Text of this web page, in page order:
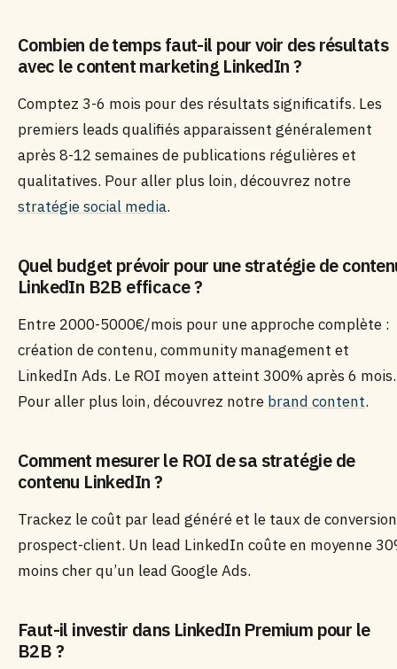
Combien de temps faut-il pour voir des résultats
avec le content marketing LinkedIn ?
Comptez 3-6 mois pour des résultats significatifs. Les
premiers leads qualifiés apparaissent généralement
après 8-12 semaines de publications régulières et
qualitatives. Pour aller plus loin, découvrez notre
stratégie social media.
Quel budget prévoir pour une stratégie de
LinkedIn B2B efficace ?
Entre 2000-5000€/mois pour une approche complète :
création de contenu, community management et
LinkedIn Ads. Le ROI moyen atteint 300% après 6 mois.
Pour aller plus loin, découvrez notre brand content.
Comment mesurer le ROI de sa stratégie de
contenu LinkedIn ?
Trackez le coût par lead généré et le taux de conversion
prospect-client. Un lead LinkedIn coûte en moyenne
moins cher qu’un lead Google Ads.
Faut-il investir dans LinkedIn Premium pour le
B2B ?